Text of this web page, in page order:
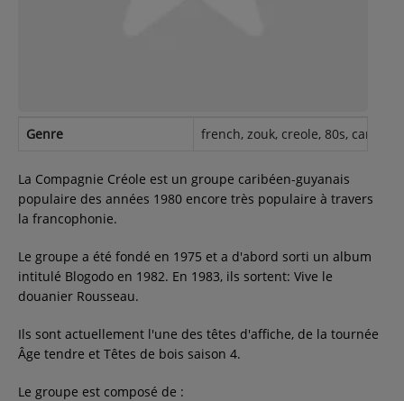
Recherche d'un titre
Genre french, zouk, creole, 80s,
La Compagnie Créole est un groupe caribéen-guyanais
populaire des années 1980 encore très populaire à travers
la francophonie.
Le groupe a été fondé en 1975 et a d'abord sorti un album
intitulé Blogodo en 1982. En 1983, ils sortent: Vive le
douanier Rousseau.
Ils sont actuellement l'une des têtes d'affiche, de la tournée
Âge tendre et Têtes de bois saison 4.
Le groupe est composé de :